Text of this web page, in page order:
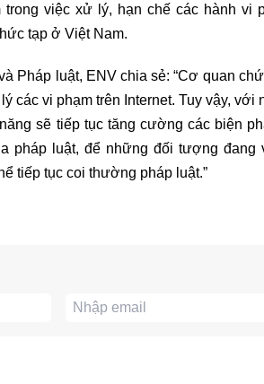
việc xử lý, hạn chế các hành vi
tạp ở Việt Nam.
Pháp luật, ENV chia sẻ: “Cơ quan
các vi phạm trên Internet. Tuy vậy, với
sẽ tiếp tục tăng cường các biện
pháp luật, để những đối tượng đang
tiếp tục coi thường pháp luật.”